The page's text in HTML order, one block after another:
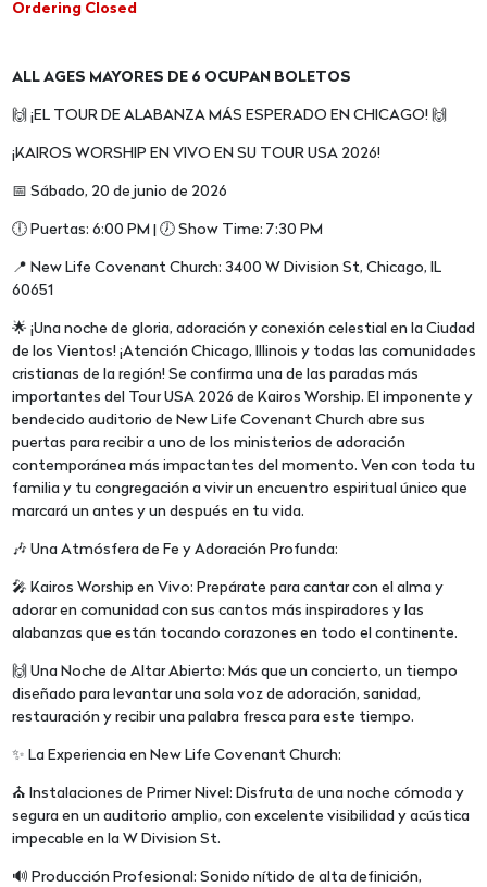
Ordering Closed
ALL AGES MAYORES DE 6 OCUPAN BOLETOS
🙌 ¡EL TOUR DE ALABANZA MÁS ESPERADO EN CHICAGO! 🙌
¡KAIROS WORSHIP EN VIVO EN SU TOUR USA 2026!
📅 Sábado, 20 de junio de 2026
🕕 Puertas: 6:00 PM | 🕖 Show Time: 7:30 PM
📍 New Life Covenant Church: 3400 W Division St, Chicago, IL
60651
🌟 ¡Una noche de gloria, adoración y conexión celestial en la Ciudad
de los Vientos! ¡Atención Chicago, Illinois y todas las comunidades
cristianas de la región! Se confirma una de las paradas más
importantes del Tour USA 2026 de Kairos Worship. El imponente y
bendecido auditorio de New Life Covenant Church abre sus
puertas para recibir a uno de los ministerios de adoración
contemporánea más impactantes del momento. Ven con toda tu
familia y tu congregación a vivir un encuentro espiritual único que
marcará un antes y un después en tu vida.
🎶 Una Atmósfera de Fe y Adoración Profunda:
🎤 Kairos Worship en Vivo: Prepárate para cantar con el alma y
adorar en comunidad con sus cantos más inspiradores y las
alabanzas que están tocando corazones en todo el continente.
🙌 Una Noche de Altar Abierto: Más que un concierto, un tiempo
diseñado para levantar una sola voz de adoración, sanidad,
restauración y recibir una palabra fresca para este tiempo.
✨ La Experiencia en New Life Covenant Church:
⛪ Instalaciones de Primer Nivel: Disfruta de una noche cómoda y
segura en un auditorio amplio, con excelente visibilidad y acústica
impecable en la W Division St.
🔊 Producción Profesional: Sonido nítido de alta definición,